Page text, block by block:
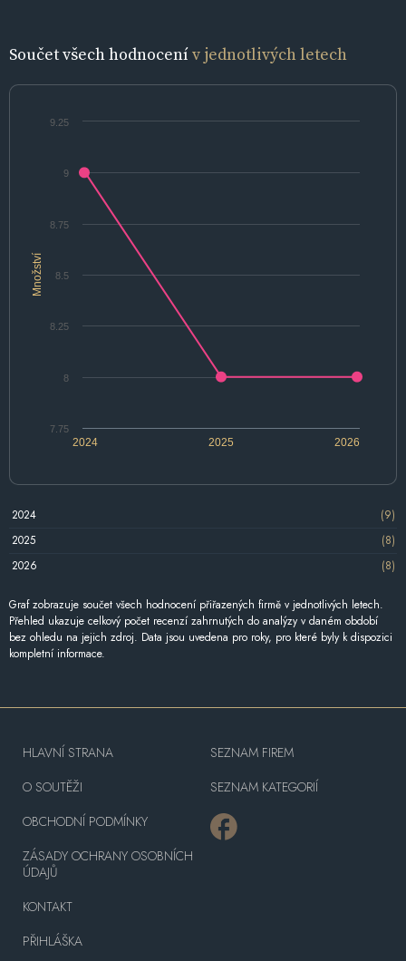
Součet všech hodnocenív jednotlivých letech
Množství
2024 2026
2025
7.75
8
8.25
8.5
8.75
9
9.25
2024
(9)
2025
(8)
2026
(8)
Graf zobrazuje součet všech hodnocení přiřazených firmě v jednotlivých letech.
Přehled ukazuje celkový počet recenzí zahrnutých do analýzy v daném období
bez ohledu na jejich zdroj. Data jsou uvedena pro roky, pro které byly k dispozici
kompletní informace.
HLAVNÍ STRANA
O SOUTĚŽI
OBCHODNÍ PODMÍNKY
ZÁSADY OCHRANY OSOBNÍCH
ÚDAJŮ
KONTAKT
PŘIHLÁŠKA
SEZNAM FIREM
SEZNAM KATEGORIÍ